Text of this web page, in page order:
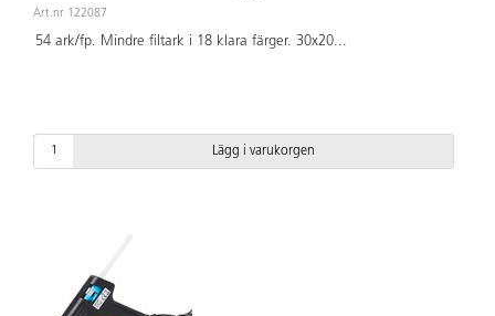
Art.nr 122087
54 ark/fp. Mindre filtark i 18 klara färger. 30x20...
Lägg i varukorgen